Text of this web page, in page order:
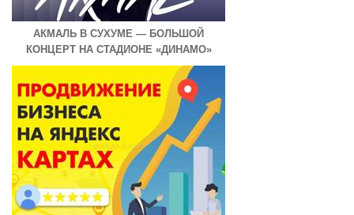
АКМАЛЬ В СУХУМЕ — БОЛЬШОЙ
КОНЦЕРТ НА СТАДИОНЕ «ДИНАМО»